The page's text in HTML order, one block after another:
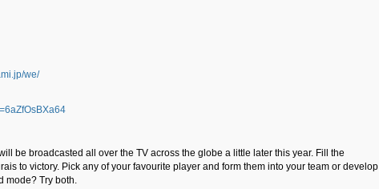
we/
be broadcasted all over the TV across the globe a little later this year. Fill the
to victory. Pick any of your favourite player and form them into your team or develop
mode? Try both.